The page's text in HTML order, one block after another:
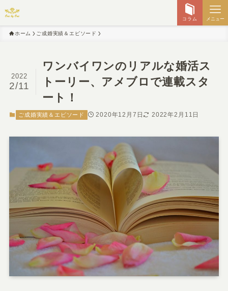
コラム メニュー
ホーム ご成婚実績＆エピソード
ワンバイワンのリアルな婚活ス
トーリー、アメブロで連載スタ
ート！
2022
2/11
ご成婚実績＆エピソード 2020年12月7日 2022年2月11日